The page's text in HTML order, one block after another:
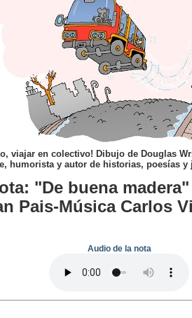
viajar en colectivo! Dibujo de Douglas
humorista y autor de historias, poesías y
"De buena
Pais-Música Carlos
Audio de la nota